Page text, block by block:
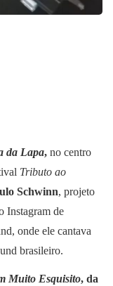
da Lapa, no centro
Tributo ao
Schwinn, projeto
Instagram de
onde ele cantava
brasileiro.
Muito Esquisito, da